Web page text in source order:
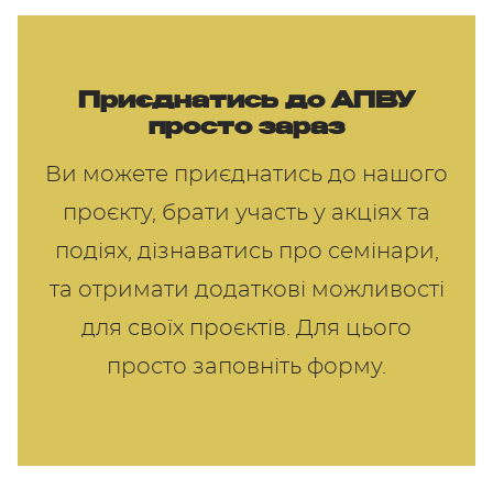
Приєднатись до АПВУ
просто зараз
Ви можете приєднатись до нашого
проєкту, брати участь у акціях та
подіях, дізнаватись про семінари,
та отримати додаткові можливості
для своїх проєктів. Для цього
просто заповніть форму.